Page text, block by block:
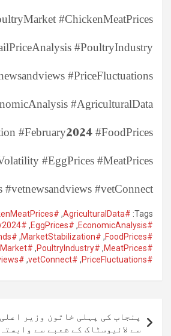
#ChickenMeatPrices
#PoultryIndustry
#PriceFluctuations
#AgriculturalData
#February2024 #FoodPrices
#EggPrices #MeatPrices
#vetConnect
Tags:
#AgriculturalData
,
#ChickenMeatPrices
#EconomicAnalysis
,
#EggPrices
,
#February2024
#FoodPrices
,
#MarketStabilization
,
#MarketTrends
#MeatPrices
,
#PoultryIndustry
,
#PoultryMarket
#PriceFluctuations
,
#vetConnect
,
#vetnewsandviews
کی
پنجاب کی پہلی خاتون وزیر
سے لائیوسٹاک کے شعبے سے